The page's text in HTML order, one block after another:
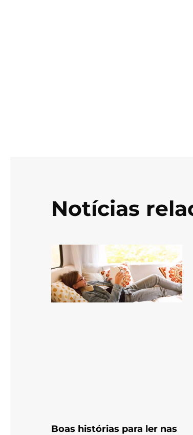
Notícias
Boas histórias para ler nas